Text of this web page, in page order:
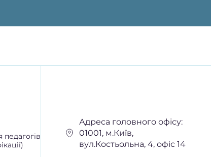
Адреса головного офісу:
01001, м.Київ,
вул.Костьольна, 4, офіс 14